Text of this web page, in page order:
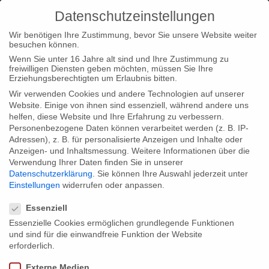
Home Type|News
“Nelson Mandela: the myth & me” at
Stockholm International Film Festival
“Nelson Mandela: the myth & me” at
Stockholm International Film Festival
We proudly announce that our production “Nelson Mandela: the
myth and me” will have it’s Sweden premiere at the Stockholm
Datenschutzeinstellungen
Wir benötigen Ihre Zustimmung, bevor Sie unsere Website weiter
besuchen können.
Wenn Sie unter 16 Jahre alt sind und Ihre Zustimmung zu
freiwilligen Diensten geben möchten, müssen Sie Ihre
Erziehungsberechtigten um Erlaubnis bitten.
Wir verwenden Cookies und andere Technologien auf unserer
Website. Einige von ihnen sind essenziell, während andere uns
helfen, diese Website und Ihre Erfahrung zu verbessern.
Personenbezogene Daten können verarbeitet werden (z. B. IP-
Adressen), z. B. für personalisierte Anzeigen und Inhalte oder
Anzeigen- und Inhaltsmessung. Weitere Informationen über die
Verwendung Ihrer Daten finden Sie in unserer
Datenschutzerklärung
Sie können Ihre Auswahl jederzeit unter
Einstellungen widerrufen oder anpassen.
Essenziell
Essenzielle Cookies ermöglichen grundlegende Funktionen
und sind für die einwandfreie Funktion der Website
erforderlich.